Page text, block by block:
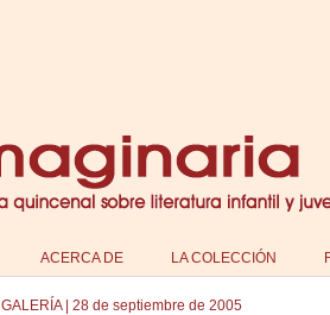
ACERCA DE LA COLECCIÓN
GALERÍA 28 de septiembre de 2005